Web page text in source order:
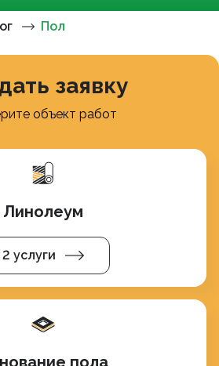
Пол
заявку
объект работ
Линолеум
2 услуги
пола